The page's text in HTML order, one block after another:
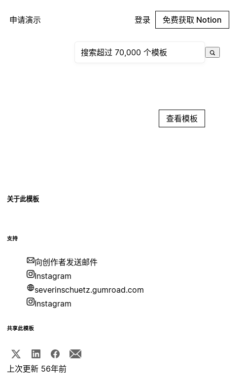
申请演示 登录 免费获取 Notion
查看模板
关于此模板
支持
向创作者发送邮件
Instagram
severinschuetz.gumroad.com
Instagram
共享此模板
上次更新 56年前